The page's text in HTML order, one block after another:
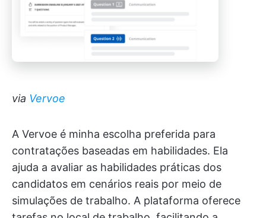
via Vervoe
A Vervoe é minha escolha preferida para
contratações baseadas em habilidades. Ela
ajuda a avaliar as habilidades práticas dos
candidatos em cenários reais por meio de
simulações de trabalho. A plataforma oferece